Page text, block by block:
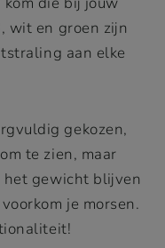
wit en groen zijn
aan elke
gekozen,
te zien, maar
het gewicht blijven
je morsen.